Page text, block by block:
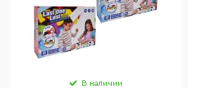
В наличии